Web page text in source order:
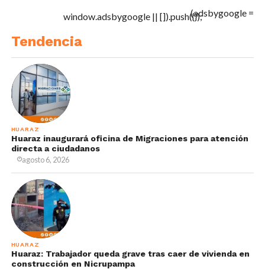
(adsbygoogle =
window.adsbygoogle || []).push({});
Tendencia
HUARAZ
Huaraz inaugurará oficina de Migraciones para atención
directa a ciudadanos
agosto 6, 2026
HUARAZ
Huaraz: Trabajador queda grave tras caer de vivienda en
construcción en Nicrupampa